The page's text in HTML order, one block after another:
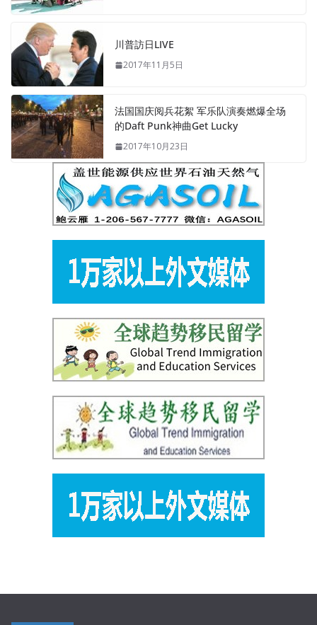
川普訪日LIVE
2017年11月5日
法国国庆阅兵花絮 军乐队演奏燃爆全场
的Daft Punk神曲Get Lucky
2017年10月23日